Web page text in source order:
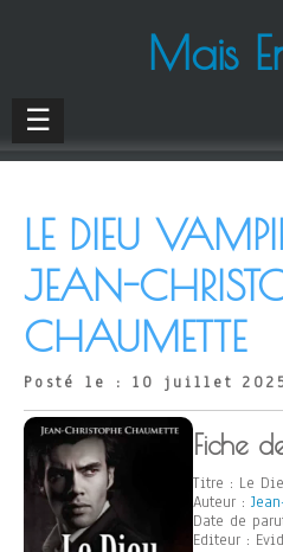
Mais
☰
LE DIEU
JEAN-
CHAUMETTE
Posté le : 10 juillet
Fiche
Titre : Le
Auteur :
Date de
Editeur :